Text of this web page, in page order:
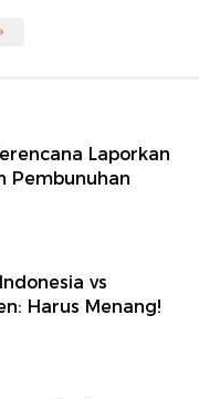
Laporkan
Pembunuhan
vs
Harus Menang!